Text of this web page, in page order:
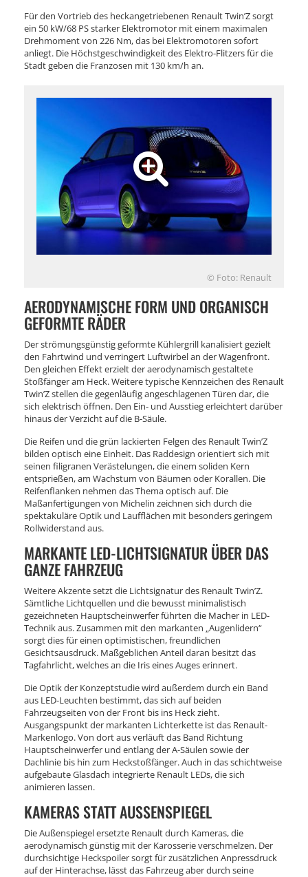
Für den Vortrieb des heckangetriebenen Renault Twin’Z sorgt
ein 50 kW/68 PS starker Elektromotor mit einem maximalen
Drehmoment von 226 Nm, das bei Elektromotoren sofort
anliegt. Die Höchstgeschwindigkeit des Elektro-Flitzers für die
Stadt geben die Franzosen mit 130 km/h an.
© Foto: Renault
AERODYNAMISCHE FORM UND ORGANISCH
GEFORMTE RÄDER
Der strömungsgünstig geformte Kühlergrill kanalisiert gezielt
den Fahrtwind und verringert Luftwirbel an der Wagenfront.
Den gleichen Effekt erzielt der aerodynamisch gestaltete
Stoßfänger am Heck. Weitere typische Kennzeichen des Renault
Twin’Z stellen die gegenläufig angeschlagenen Türen dar, die
sich elektrisch öffnen. Den Ein- und Ausstieg erleichtert darüber
hinaus der Verzicht auf die B-Säule.
Die Reifen und die grün lackierten Felgen des Renault Twin’Z
bilden optisch eine Einheit. Das Raddesign orientiert sich mit
seinen filigranen Verästelungen, die einem soliden Kern
entsprießen, am Wachstum von Bäumen oder Korallen. Die
Reifenflanken nehmen das Thema optisch auf. Die
Maßanfertigungen von Michelin zeichnen sich durch die
spektakuläre Optik und Laufflächen mit besonders geringem
Rollwiderstand aus.
MARKANTE LED-LICHTSIGNATUR ÜBER DAS
GANZE FAHRZEUG
Weitere Akzente setzt die Lichtsignatur des Renault Twin’Z.
Sämtliche Lichtquellen und die bewusst minimalistisch
gezeichneten Hauptscheinwerfer führten die Macher in LED-
Technik aus. Zusammen mit den markanten „Augenlidern“
sorgt dies für einen optimistischen, freundlichen
Gesichtsausdruck. Maßgeblichen Anteil daran besitzt das
Tagfahrlicht, welches an die Iris eines Auges erinnert.
Die Optik der Konzeptstudie wird außerdem durch ein Band
aus LED-Leuchten bestimmt, das sich auf beiden
Fahrzeugseiten von der Front bis ins Heck zieht.
Ausgangspunkt der markanten Lichterkette ist das Renault-
Markenlogo. Von dort aus verläuft das Band Richtung
Hauptscheinwerfer und entlang der A-Säulen sowie der
Dachlinie bis hin zum Heckstoßfänger. Auch in das schichtweise
aufgebaute Glasdach integrierte Renault LEDs, die sich
animieren lassen.
KAMERAS STATT AUSSENSPIEGEL
Die Außenspiegel ersetzte Renault durch Kameras, die
aerodynamisch günstig mit der Karosserie verschmelzen. Der
durchsichtige Heckspoiler sorgt für zusätzlichen Anpressdruck
auf der Hinterachse, lässt das Fahrzeug aber durch seine